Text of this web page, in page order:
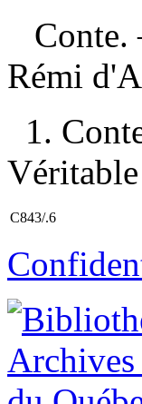
Rémi
1.
C843/.6